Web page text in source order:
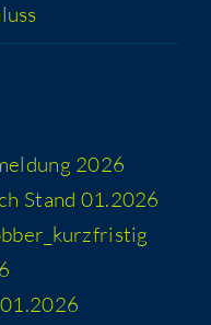
2026
Stand 01.2026